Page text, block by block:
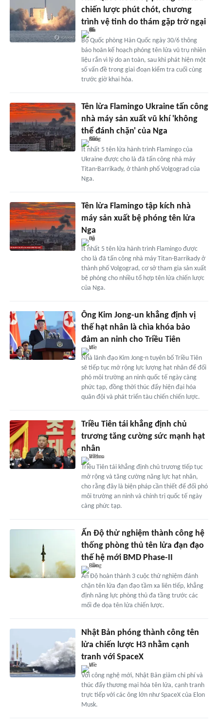
chiến lược phút chót, chương
trình vệ tinh do thám gặp trở ngại
Bộ Quốc phòng Hàn Quốc ngày 30/6 thông
báo hoãn kế hoạch phóng tên lửa vũ trụ nhiên
liệu rắn vì lý do an toàn, sau khi phát hiện một
số vấn đề trong giai đoạn kiểm tra cuối cùng
trước giờ khai hỏa.
Tên lửa Flamingo Ukraine tấn công
nhà máy sản xuất vũ khí 'không
thể đánh chặn' của Nga
Ít nhất 5 tên lửa hành trình Flamingo của
Ukraine được cho là đã tấn công nhà máy
Titan-Barrikady, ở thành phố Volgograd của
Nga.
Tên lửa Flamingo tập kích nhà
máy sản xuất bệ phóng tên lửa
Nga
Ít nhất 5 tên lửa hành trình Flamingo được
cho là đã tấn công nhà máy Titan-Barrikady ở
thành phố Volgograd, cơ sở tham gia sản xuất
bệ phóng cho nhiều tổ hợp tên lửa chiến lược
của Nga.
Ông Kim Jong-un khẳng định vị
thế hạt nhân là chìa khóa bảo
đảm an ninh cho Triều Tiên
Nhà lãnh đạo Kim Jong-n tuyên bố Triều Tiên
sẽ tiếp tục mở rộng lực lượng hạt nhân để đối
phó môi trường an ninh quốc tế ngày càng
phức tạp, đồng thời thúc đẩy hiện đại hóa
quân đội và phát triển tàu chiến chiến lược.
Triều Tiên tái khẳng định chủ
trương tăng cường sức mạnh hạt
nhân
Triều Tiên tái khẳng định chủ trương tiếp tục
mở rộng và tăng cường năng lực hạt nhân,
cho rằng đây là biện pháp cần thiết để đối phó
môi trường an ninh và chính trị quốc tế ngày
càng phức tạp.
Ấn Độ thử nghiệm thành công hệ
thống phòng thủ tên lửa đạn đạo
thế hệ mới BMD Phase-II
Ấn Độ hoàn thành 3 cuộc thử nghiệm đánh
chặn tên lửa đạn đạo tầm xa liên tiếp, khẳng
định năng lực phòng thủ đa tầng trước các
mối đe dọa tên lửa chiến lược.
Nhật Bản phóng thành công tên
lửa chiến lược H3 nhằm cạnh
tranh với SpaceX
Với công nghệ mới, Nhật Bản giảm chi phí và
thúc đẩy thương mại hóa tên lửa, cạnh tranh
trực tiếp với các ông lớn như SpaceX của Elon
Musk.